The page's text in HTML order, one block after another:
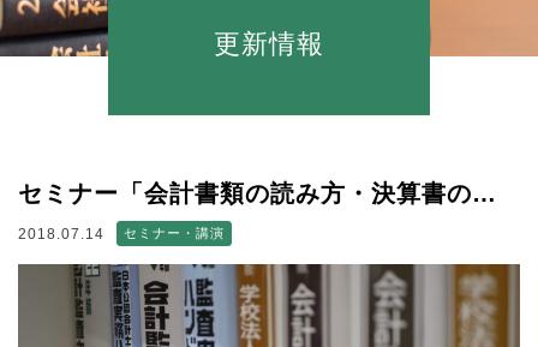
更新情報
セミナー「会計書類の読み方・決算書の作成過程など」を行いました
2018.07.14 セミナー・講演